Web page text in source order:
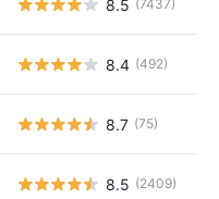
8.5 (7437)
8.4 (492)
8.7 (75)
8.5 (2409)